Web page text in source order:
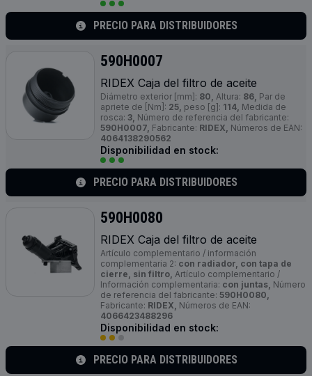
PRECIO PARA DISTRIBUIDORES
590H0007
RIDEX Caja del filtro de aceite
Diámetro exterior [mm]: 80, Altura: 86, Par de
apriete de [Nm]: 25, peso [g]: 114, Medida de
rosca: 3, Número de referencia del fabricante:
590H0007, Fabricante: RIDEX, Números de EAN:
4064138290562
Disponibilidad en stock:
PRECIO PARA DISTRIBUIDORES
590H0080
RIDEX Caja del filtro de aceite
Artículo complementario / información
complementaria 2: con radiador, con tapa de
cierre, sin filtro, Artículo complementario /
Información complementaria: con juntas, Número
de referencia del fabricante: 590H0080,
Fabricante: RIDEX, Números de EAN:
4066423488296
Disponibilidad en stock:
PRECIO PARA DISTRIBUIDORES